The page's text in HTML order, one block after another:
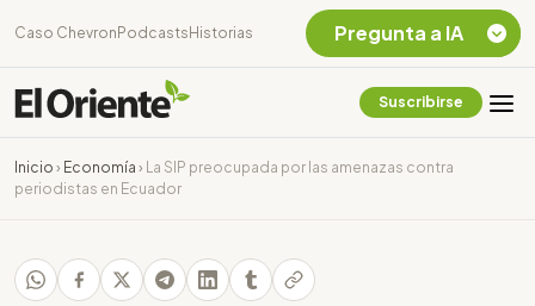
Caso Chevron Podcasts Historias
Suscribirse
Inicio › Economía ›
La SIP preocupada por las amenazas contra
periodistas en Ecuador
Pregunta a IA
Chevron Ecuador